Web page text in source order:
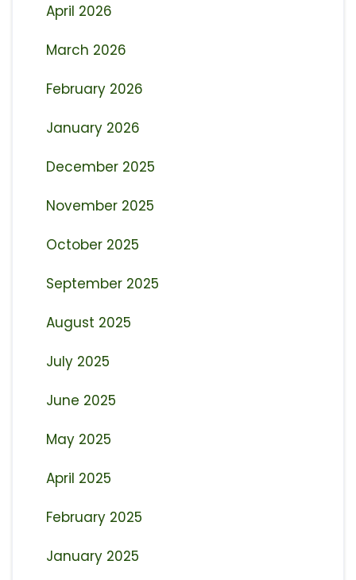
April 2026
March 2026
February 2026
January 2026
December 2025
November 2025
October 2025
September 2025
August 2025
July 2025
June 2025
May 2025
April 2025
February 2025
January 2025